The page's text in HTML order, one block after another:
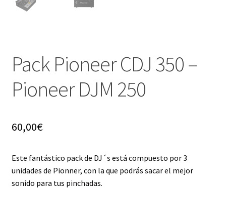
Pack Pioneer CDJ 350 –
Pioneer DJM 250
60,00€
Este fantástico pack de DJ´s está compuesto por 3
unidades de Pionner, con la que podrás sacar el mejor
sonido para tus pinchadas.